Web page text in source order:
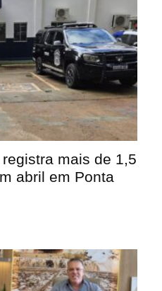
mais de 1,5
abril em Ponta